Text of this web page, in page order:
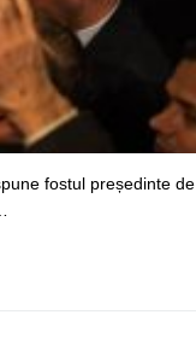
fostul președinte de